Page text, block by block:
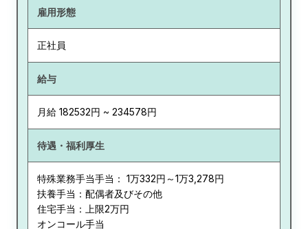
雇用形態
正社員
給与
月給 182532円 ~ 234578円
待遇・福利厚生
特殊業務手当手当： 1万332円～1万3,278円
扶養手当：配偶者及びその他
住宅手当：上限2万円
オンコール手当